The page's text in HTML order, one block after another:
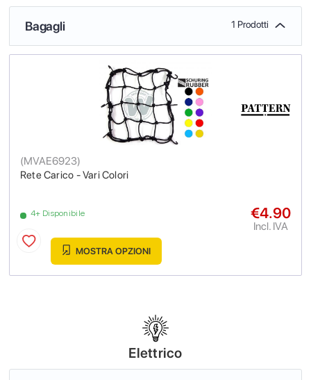
Bagagli 1 Prodotti
Rete Carico - Vari Colori
(MVAE6923)
4+ Disponibile €4.90
Incl. IVA
MOSTRA OPZIONI
Elettrico